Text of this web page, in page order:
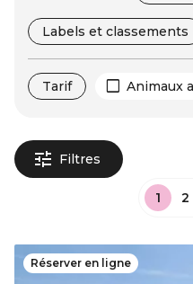
Labels et classements
Tarif Animaux
Filtres
1 2
Réserver en ligne